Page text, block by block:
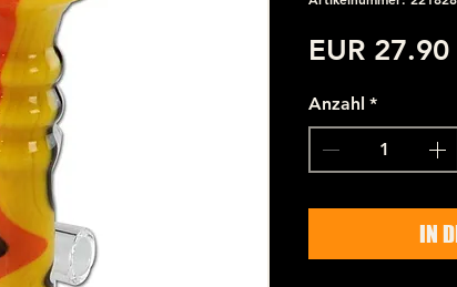
EUR 27.90
Anzahl *
IN